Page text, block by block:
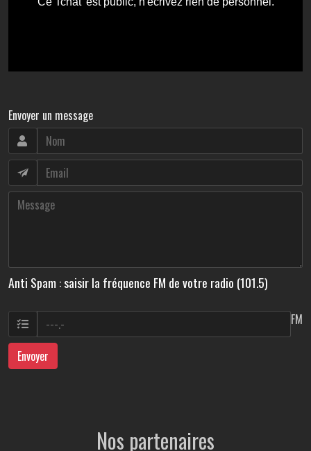
Envoyer un message
Anti Spam : saisir la fréquence FM de votre radio (101.5)
FM
Envoyer
Nos partenaires